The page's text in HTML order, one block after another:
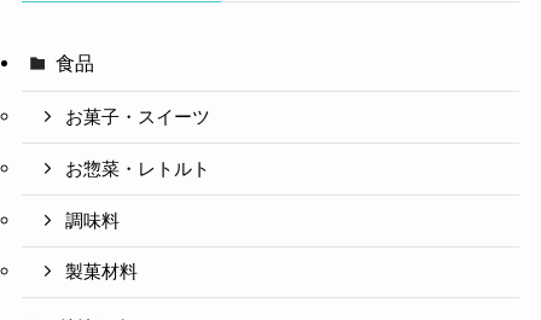
食品
お菓子・スイーツ
お惣菜・レトルト
調味料
製菓材料